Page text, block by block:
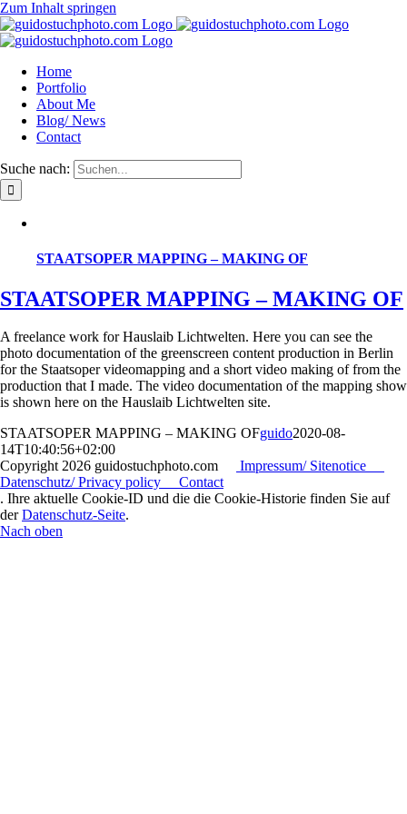
Zum Inhalt springen
Home
Portfolio
About Me
Blog/ News
Contact
Suche nach:
STAATSOPER MAPPING – MAKING OF
STAATSOPER MAPPING – MAKING OF
A freelance work for Hauslaib Lichtwelten. Here you can see the
photo documentation of the greenscreen content production in Berlin
for the Staatsoper videomapping and a short video making of from the
production that I made. The video documentation of the mapping show
is shown here on the Hauslaib Lichtwelten site.
STAATSOPER MAPPING – MAKING OFguido2020-08-
14T10:40:56+02:00
Copyright2026 guidostuchphoto.com
Impressum/ Sitenotice
Datenschutz/ Privacy policy Contact
. Ihre aktuelle Cookie-ID und die die Cookie-Historie finden Sie auf
derDatenschutz-Seite.
Nach oben